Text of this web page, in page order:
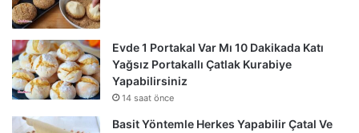
Evde 1 Portakal Var Mı 10 Dakikada Katı
Yağsız Portakallı Çatlak Kurabiye
Yapabilirsiniz
14 saat önce
Basit Yöntemle Herkes Yapabilir Çatal Ve